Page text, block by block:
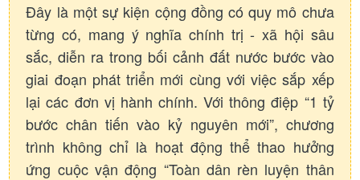
Đây là một sự kiện cộng đồng có quy mô chưa
từng có, mang ý nghĩa chính trị - xã hội sâu
sắc, diễn ra trong bối cảnh đất nước bước vào
giai đoạn phát triển mới cùng với việc sắp xếp
lại các đơn vị hành chính. Với thông điệp “1 tỷ
bước chân tiến vào kỷ nguyên mới”, chương
trình không chỉ là hoạt động thể thao hưởng
ứng cuộc vận động “Toàn dân rèn luyện thân